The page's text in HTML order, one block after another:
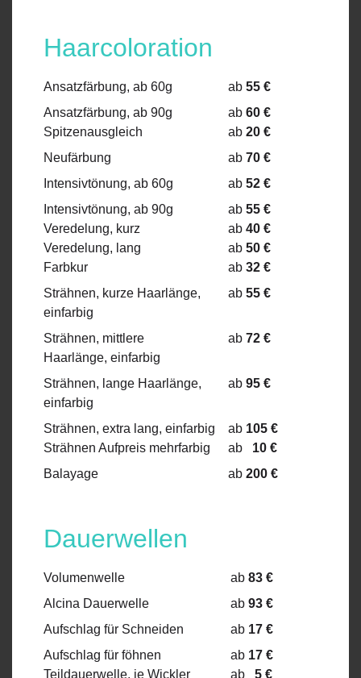
Haarcoloration
Ansatzfärbung, ab 60g ab 55 €
Ansatzfärbung, ab 90g
ab 60 €
Spitzenausgleich
ab 20 €
Neufärbung
ab 70 €
Intensivtönung, ab 60g
ab 52 €
Intensivtönung, ab 90g
ab 55 €
Veredelung, kurz
ab 40 €
Veredelung, lang
ab 50 €
Farbkur
ab 32 €
Strähnen, kurze Haarlänge,
einfarbig
ab 55 €
Strähnen, mittlere
Haarlänge, einfarbig
ab 72 €
Strähnen, lange Haarlänge,
einfarbig
ab 95 €
Strähnen, extra lang, einfarbig ab 105 €
Strähnen Aufpreis mehrfarbig
ab 10 €
Balayage
ab 200 €
Dauerwellen
Volumenwelle ab 83 €
Alcina Dauerwelle
ab 93 €
Aufschlag für Schneiden
ab 17 €
Aufschlag für föhnen
ab 17 €
Teildauerwelle, je Wickler
ab 5 €